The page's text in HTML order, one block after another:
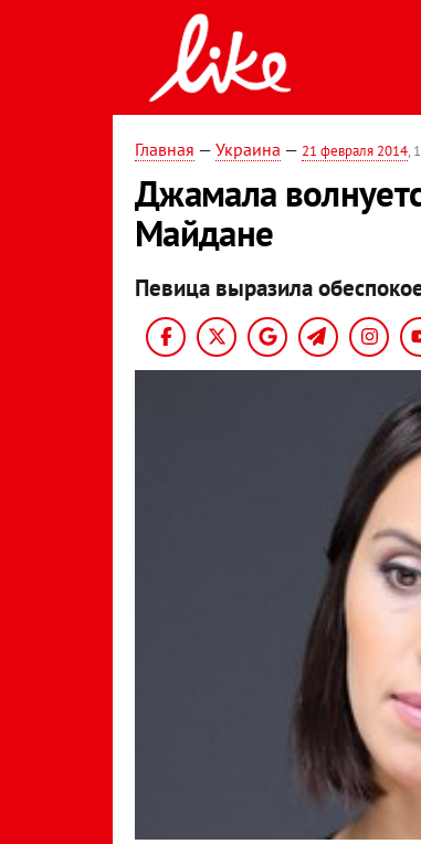
Главная — Украина — 21 февраля 2014,
Джамала
Майдане
Певица выразила